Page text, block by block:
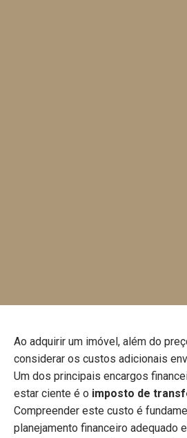
Ao adquirir um imóvel, além do
considerar os custos adicionais
Um dos principais encargos
estar ciente é o imposto de
Compreender este custo é
planejamento financeiro adequado